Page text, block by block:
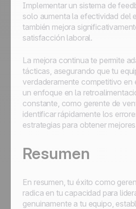
Implementar un sistema de
solo aumenta la efectividad del
también mejora
satisfacción laboral.
La mejora continua te permite
tácticas, asegurando que tu
verdaderamente competitivo en
un enfoque en la
constante, como gerente de
identificar rápidamente los
estrategias para obtener
Resumen
En resumen, tu éxito como
radica en tu capacidad para
genuinamente a tu equipo,